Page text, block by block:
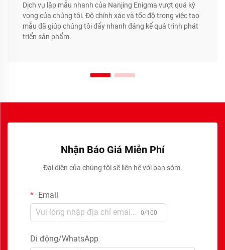
Dịch vụ lập mẫu nhanh của Nanjing Enigma vượt quá kỳ
vọng của chúng tôi. Độ chính xác và tốc độ trong việc tạo
mẫu đã giúp chúng tôi đẩy nhanh đáng kể quá trình phát
triển sản phẩm.
Nhận Báo Giá Miễn Phí
Đại diện của chúng tôi sẽ liên hệ với bạn sớm.
Email
0/100
Di động/WhatsApp